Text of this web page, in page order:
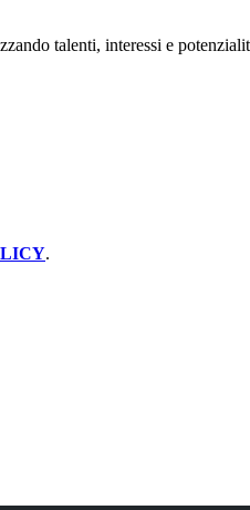
talenti, interessi e
.